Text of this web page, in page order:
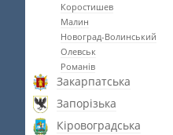
Коростишев
Малин
Новоград-Волинський
Олевськ
Романів
Закарпатська
Запорізька
Кіровоградська